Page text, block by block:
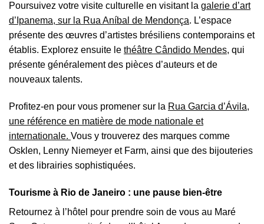
Poursuivez votre visite culturelle en visitant la galerie d’art
d’Ipanema, sur la Rua Aníbal de Mendonça. L’espace
présente des œuvres d’artistes brésiliens contemporains et
établis. Explorez ensuite le théâtre Cândido Mendes, qui
présente généralement des pièces d’auteurs et de
nouveaux talents.
Profitez-en pour vous promener sur la Rua Garcia d’Ávila,
une référence en matière de mode nationale et
internationale. Vous y trouverez des marques comme
Osklen, Lenny Niemeyer et Farm, ainsi que des bijouteries
et des librairies sophistiquées.
Tourisme à Rio de Janeiro : une pause bien-être
Retournez à l’hôtel pour prendre soin de vous au Maré